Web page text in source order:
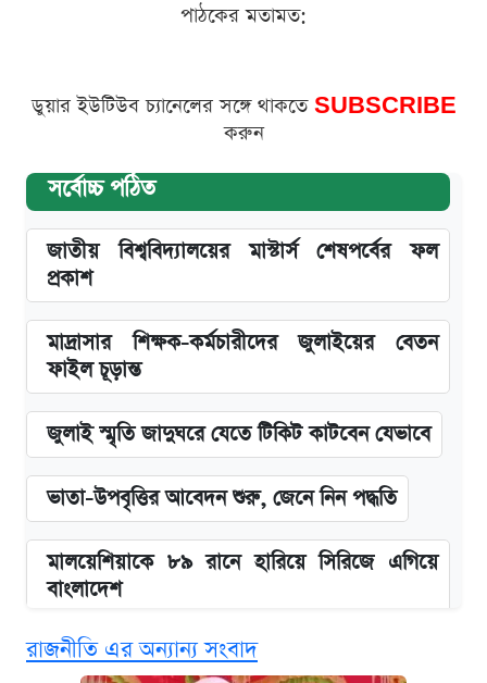
পাঠকের মতামত:
ডুয়ার ইউটিউব চ্যানেলের সঙ্গে থাকতে SUBSCRIBE
করুন
সর্বোচ্চ পঠিত
জাতীয় বিশ্ববিদ্যালয়ের মাস্টার্স শেষপর্বের ফল
প্রকাশ
মাদ্রাসার শিক্ষক-কর্মচারীদের জুলাইয়ের বেতন
ফাইল চূড়ান্ত
জুলাই স্মৃতি জাদুঘরে যেতে টিকিট কাটবেন যেভাবে
ভাতা-উপবৃত্তির আবেদন শুরু, জেনে নিন পদ্ধতি
মালয়েশিয়াকে ৮৯ রানে হারিয়ে সিরিজে এগিয়ে
বাংলাদেশ
এসএসসির ফল পুনঃনিরীক্ষণে আবেদন করবেন
রাজনীতি এর অন্যান্য সংবাদ